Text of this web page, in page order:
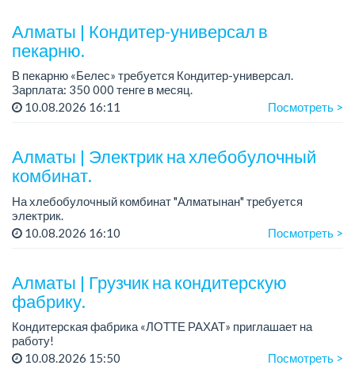
Алматы | Кондитер-универсал в
пекарню.
В пекарню «Белес» требуется Кондитер-универсал.
Зарплата: 350 000 тенге в месяц.
График работы: 4/2, с 08.00 до 20.00.
10.08.2026 16:11 Посмотреть >
Алматы | Электрик на хлебобулочный
комбинат.
На хлебобулочный комбинат "Алматынан" требуется
электрик.
Зарплата: от 250 000 тенге на руки + бесплатный обед.
10.08.2026 16:10 Посмотреть >
Алматы | Грузчик на кондитерскую
фабрику.
Кондитерская фабрика «ЛОТТЕ РАХАТ» приглашает на
работу!
График работы: сменный.
10.08.2026 15:50 Посмотреть >